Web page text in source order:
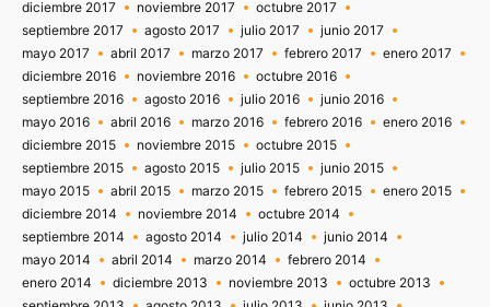
diciembre 2017
noviembre 2017
octubre 2017
septiembre 2017
agosto 2017 julio 2017
junio 2017
mayo 2017
abril 2017 marzo 2017 febrero 2017
enero 2017
diciembre 2016
noviembre 2016
octubre 2016
septiembre 2016
agosto 2016 julio 2016
junio 2016
mayo 2016
abril 2016 marzo 2016 febrero 2016
enero 2016
diciembre 2015
noviembre 2015
octubre 2015
septiembre 2015
agosto 2015 julio 2015
junio 2015
mayo 2015
abril 2015 marzo 2015 febrero 2015
enero 2015
diciembre 2014
noviembre 2014
octubre 2014
septiembre 2014
agosto 2014 julio 2014
junio 2014
mayo 2014
abril 2014 marzo 2014
febrero 2014
enero 2014
diciembre 2013 noviembre 2013
octubre 2013